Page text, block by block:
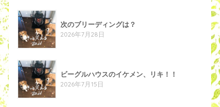
次のブリーディングは？
2026年7月28日
ビーグルハウスのイケメン、リキ！！
2026年7月15日